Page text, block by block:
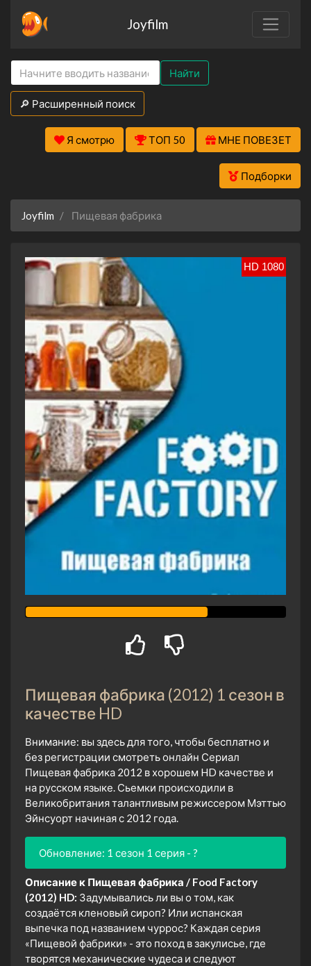
Joyfilm
Найти
🔎 Расширенный поиск
Я смотрю ТОП 50 МНЕ ПОВЕЗЕТ
Подборки
Joyfilm Пищевая фабрика
HD 1080
Пищевая фабрика (2012) 1 сезон в
качестве HD
Внимание: вы здесь для того, чтобы бесплатно и
без регистрации смотреть онлайн Сериал
Пищевая фабрика 2012 в хорошем HD качестве и
на русском языке. Сьемки происходили в
Великобритания талантливым режиссером Мэттью
Эйнсуорт начиная с 2012 года.
Обновление: 1 сезон 1 серия - ?
Описание к Пищевая фабрика / Food Factory
(2012) HD: Задумывались ли вы о том, как
создаётся кленовый сироп? Или испанская
выпечка под названием чуррос? Каждая серия
«Пищевой фабрики» - это поход в закулисье, где
творятся механические чудеса и следуют